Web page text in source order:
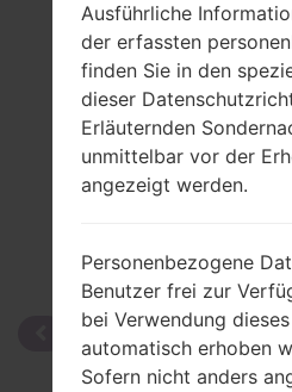
Ausführliche
der erfassten
finden Sie in den
dieser
Erläuternden
unmittelbar vor der
angezeigt werden.
Personenbezogene
Benutzer frei zur
bei Verwendung
automatisch erhoben
Sofern nicht anders